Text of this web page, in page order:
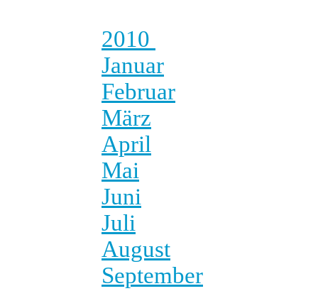
2010
Januar
Februar
März
April
Mai
Juni
Juli
August
September